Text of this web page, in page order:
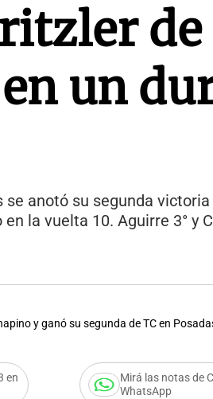
un
anotó su segunda
la vuelta 10. Aguirre 3° y
y ganó su segunda de TC en
en
Mirá las notas de
WhatsApp
La Sole en Cadena 3